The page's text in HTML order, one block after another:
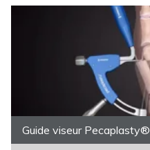
Guide viseur Pecaplasty®